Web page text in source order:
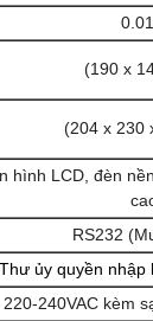
(190 x
(204 x 230
hình LCD, đèn
RS232
Thư ủy quyền nhập
220-240VAC kèm